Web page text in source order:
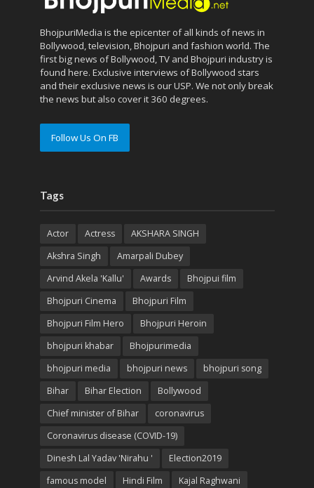
BhojpuriMedia is the epicenter of all kinds of news in
Bollywood, television, Bhojpuri and fashion world. The
first big news of Bollywood, TV and Bhojpuri industry is
found here. Exclusive interviews of Bollywood stars
and their exclusive news is our USP. We not only break
the news but also cover it 360 degrees.
Follow Us On FB
Tags
Actor Actress
AKSHARA SINGH
Akshra Singh
Amarpali Dubey
Arvind Akela 'Kallu'
Awards
Bhojpui film
Bhojpuri Cinema
Bhojpuri Film
Bhojpuri Film Hero
Bhojpuri Heroin
bhojpuri khabar
Bhojpurimedia
bhojpuri media
bhojpuri news
bhojpuri song
Bihar
Bihar Election
Bollywood
Chief minister of Bihar
coronavirus
Coronavirus disease (COVID-19)
Dinesh Lal Yadav 'Nirahu '
Election2019
famous model
Hindi Film Kajal Raghwani